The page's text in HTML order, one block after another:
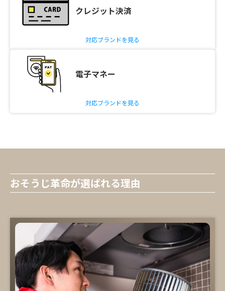
クレジット決済
対応ブランドを見る
電子マネー
対応ブランドを見る
おそうじ革命が選ばれる理由